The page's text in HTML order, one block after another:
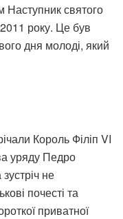
святого
року. Це був
дня молоді, який
Король Філіп VI
уряду Педро
не
почесті та
приватної